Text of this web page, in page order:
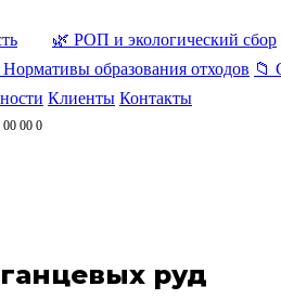
🌿 РОП и экологический сбор
образования отходов 📁
Клиенты Контакты
00 00 0
руд